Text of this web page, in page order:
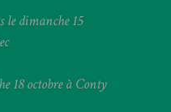
le dimanche 15
18 octobre à Conty